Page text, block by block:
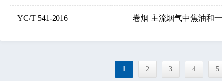
YC/T 541-2016 卷烟 主流烟气中焦油和
1 2 3 4 5